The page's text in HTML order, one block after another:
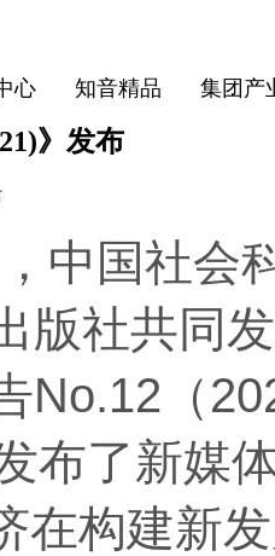
心 知音精品 集团产
》发布
国社会
版社共同
No.12（
了新媒体
构建新发